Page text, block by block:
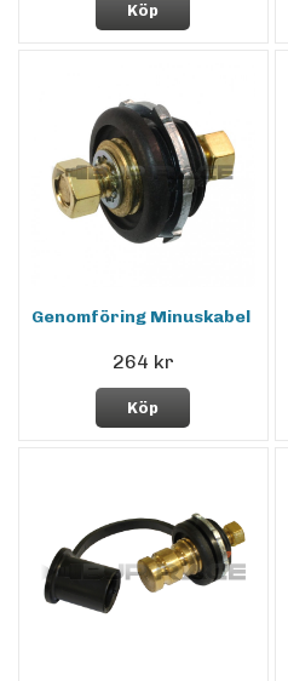
Köp
Genomföring Minuskabel
264 kr
Köp